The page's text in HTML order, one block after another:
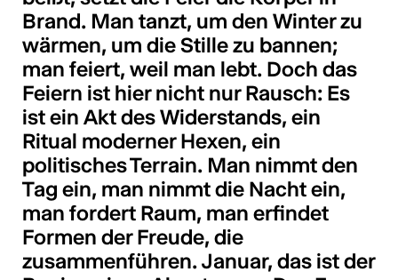
Brand. Man tanzt, um den Winter zu
wärmen, um die Stille zu bannen;
man feiert, weil man lebt. Doch das
Feiern ist hier nicht nur Rausch: Es
ist ein Akt des Widerstands, ein
Ritual moderner Hexen, ein
politisches Terrain. Man nimmt den
Tag ein, man nimmt die Nacht ein,
man fordert Raum, man erfindet
Formen der Freude, die
zusammenführen. Januar, das ist der